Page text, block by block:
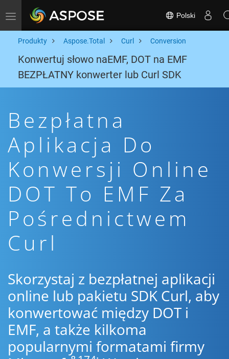
Toggle navigation Polski
Produkty Aspose.Total Curl Conversion
Konwertuj słowo naEMF, DOT na EMF
BEZPŁATNY konwerter lub Curl SDK
Bezpłatna
Aplikacja Do
Konwersji Online
DOT To EMF Za
Pośrednictwem
Curl
Skorzystaj z bezpłatnej aplikacji
online lub pakietu SDK Curl, aby
konwertować między DOT i
EMF, a także kilkoma
popularnymi formatami firmy